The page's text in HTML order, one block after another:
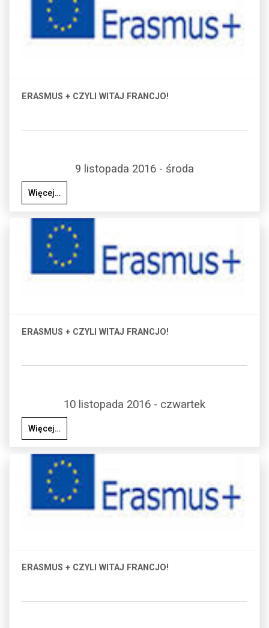
ERASMUS + CZYLI WITAJ FRANCJO!
9 listopada 2016 - środa
Więcej…
ERASMUS + CZYLI WITAJ FRANCJO!
10 listopada 2016 - czwartek
Więcej…
ERASMUS + CZYLI WITAJ FRANCJO!